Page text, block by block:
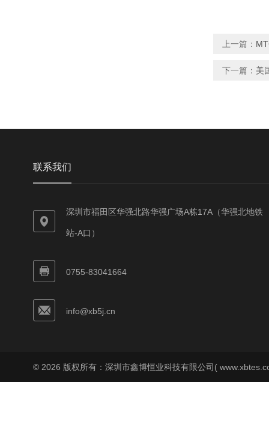
上一篇：
下一篇： 美
联系我们
深圳市福田区华强北路华强广场A栋17A（华强北地铁
站-A口）
0755-83041664
info@xb5j.cn
© 2026 版权所有：深圳市鑫博恒业科技有限公司(